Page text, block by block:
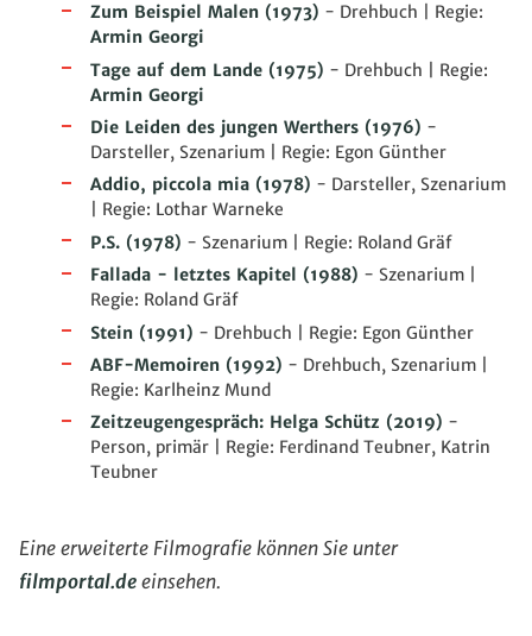
Zum Beispiel Malen (1973) - Drehbuch | Regie:
Armin Georgi
Tage auf dem Lande (1975) - Drehbuch | Regie:
Armin Georgi
Die Leiden des jungen Werthers (1976) -
Darsteller, Szenarium | Regie: Egon Günther
Addio, piccola mia (1978) - Darsteller, Szenarium
| Regie: Lothar Warneke
P.S. (1978) - Szenarium | Regie: Roland Gräf
Fallada - letztes Kapitel (1988) - Szenarium |
Regie: Roland Gräf
Stein (1991) - Drehbuch | Regie: Egon Günther
ABF-Memoiren (1992) - Drehbuch, Szenarium |
Regie: Karlheinz Mund
Zeitzeugengespräch: Helga Schütz (2019) -
Person, primär | Regie: Ferdinand Teubner, Katrin
Teubner
Eine erweiterte Filmografie können Sie unter
filmportal.deeinsehen.